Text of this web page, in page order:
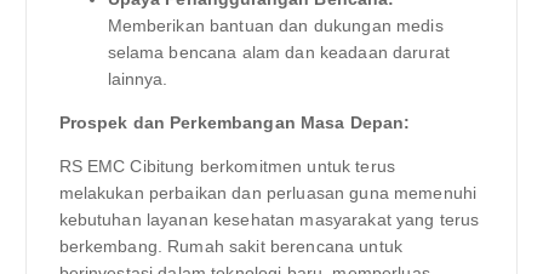
Memberikan bantuan dan dukungan medis
selama bencana alam dan keadaan darurat
lainnya.
Prospek dan Perkembangan Masa Depan:
RS EMC Cibitung berkomitmen untuk terus
melakukan perbaikan dan perluasan guna memenuhi
kebutuhan layanan kesehatan masyarakat yang terus
berkembang. Rumah sakit berencana untuk